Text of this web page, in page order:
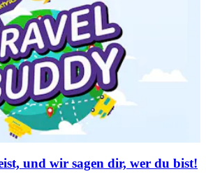
und wir sagen dir, wer du bist!